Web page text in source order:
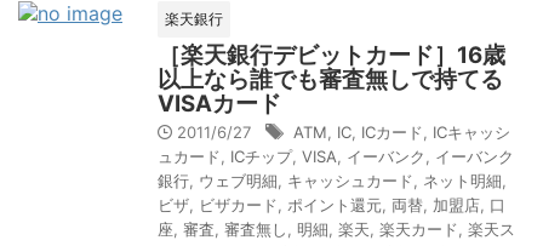
楽天銀行
［楽天銀行デビットカード］16歳
以上なら誰でも審査無しで持てる
VISAカード
2011/6/27 ATM IC ICカード
ICキャッシ
ュカード
ICチップ, VISA イーバンク
イーバンク
銀行 ウェブ明細 キャッシュカード ネット明細
ビザ
ビザカード ポイント還元 両替 加盟店 口
座 審査 審査無し 明細 楽天 楽天カード 楽天ス